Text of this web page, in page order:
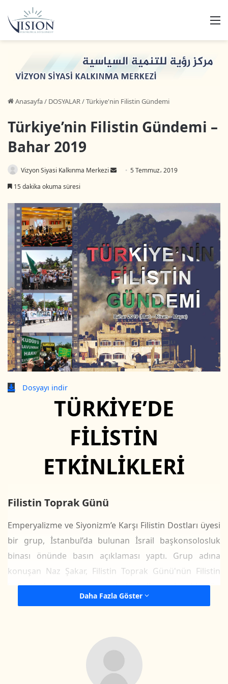
Anasayfa/ DOSYALAR/Türkiye'nin Filistin Gündemi
Türkiye’nin Filistin Gündemi –
Bahar 2019
Vizyon Siyasi Kalkınma Merkezi
Bir
5 Temmuz، 2019
15 dakika okuma süresi
Dosyayı indir
TÜRKİYE’DE
FİLİSTİN
ETKİNLİKLERİ
Filistin Toprak Günü
Emperyalizme ve Siyonizm’e Karşı Filistin Dostları üyesi
bir grup, İstanbul’da bulunan İsrail başkonsolosluk
binası önünde basın açıklaması yaptı. Grup adına
konuşan Naz Şakar, Filistin Toprak Günü'nün Filistin
halkıyla dayanışmanın sembolü haline gelen bir gün
çıktığını ve siyonist oluşuma karşı mücadeleyi
yükselttiğini anlatan Şakar, "Bugün burada, siyonist
İsrail Konsolosluğu önünde 1976'da işgale karşı
Daha Fazla Göster